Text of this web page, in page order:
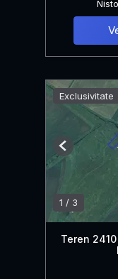
Exclusivitate
1 / 3
Previous
Teren